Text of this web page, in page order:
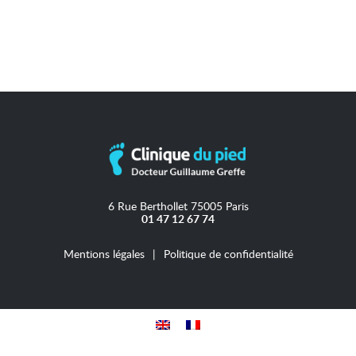
6 Rue Berthollet 75005 Paris
01 47 12 67 74
Mentions légales Politique de confidentialité